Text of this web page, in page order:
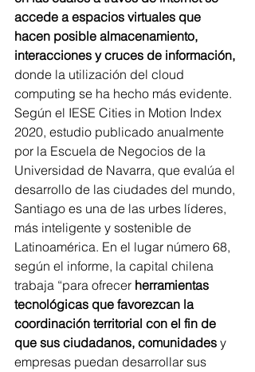
accede a espacios virtuales que
hacen posible almacenamiento,
interacciones y cruces de información,
donde la utilización del cloud
computing se ha hecho más evidente.
Según el IESE Cities in Motion Index
2020, estudio publicado anualmente
por la Escuela de Negocios de la
Universidad de Navarra, que evalúa el
desarrollo de las ciudades del mundo,
Santiago es una de las urbes líderes,
más inteligente y sostenible de
Latinoamérica. En el lugar número 68,
según el informe, la capital chilena
trabaja “para ofrecer herramientas
tecnológicas que favorezcan la
coordinación territorial con el fin de
que sus ciudadanos, comunidades y
empresas puedan desarrollar sus